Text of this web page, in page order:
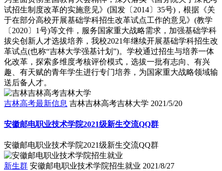
试招生制度改革的实施意见》(国发〔2014〕35号)，根据《关
于在部分高校开展基础学科招生改革试点工作的意见》(教学
〔2020〕1号)等文件，服务国家重大战略需求，加强基础学科
拔尖创新人才选拔培养，我校2021年继续开展基础学科招生改
革试点(也称“吉林大学强基计划”)。学校通过招生与培养一体
化改革，探索多维度考核评价模式，选拔一批有志向、有兴
趣、有天赋的青年学生进行专门培养，为国家重大战略领域输
送后备人才。
吉林高考最新信息 吉林吉林高考吉林大学 2021/5/20
安徽邮电职业技术学院2021级新生交流QQ群
安徽邮电职业技术学院2021级新生交流QQ群
新生群 安徽邮电职业技术学院招生就业 2021/8/27